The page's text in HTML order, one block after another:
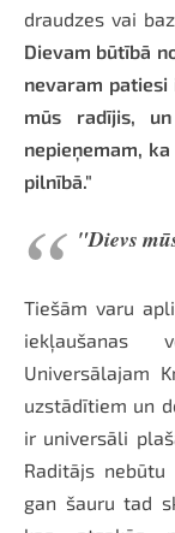
draudzes vai
Dievam būtībā
nevaram patiesi
mūs radījis,
nepieņemam,
pilnībā."
"Dievs
Tiešām varu
iekļaušanas
Universālajam
uzstādītiem un
ir universāli
Raditājs
gan šauru tad